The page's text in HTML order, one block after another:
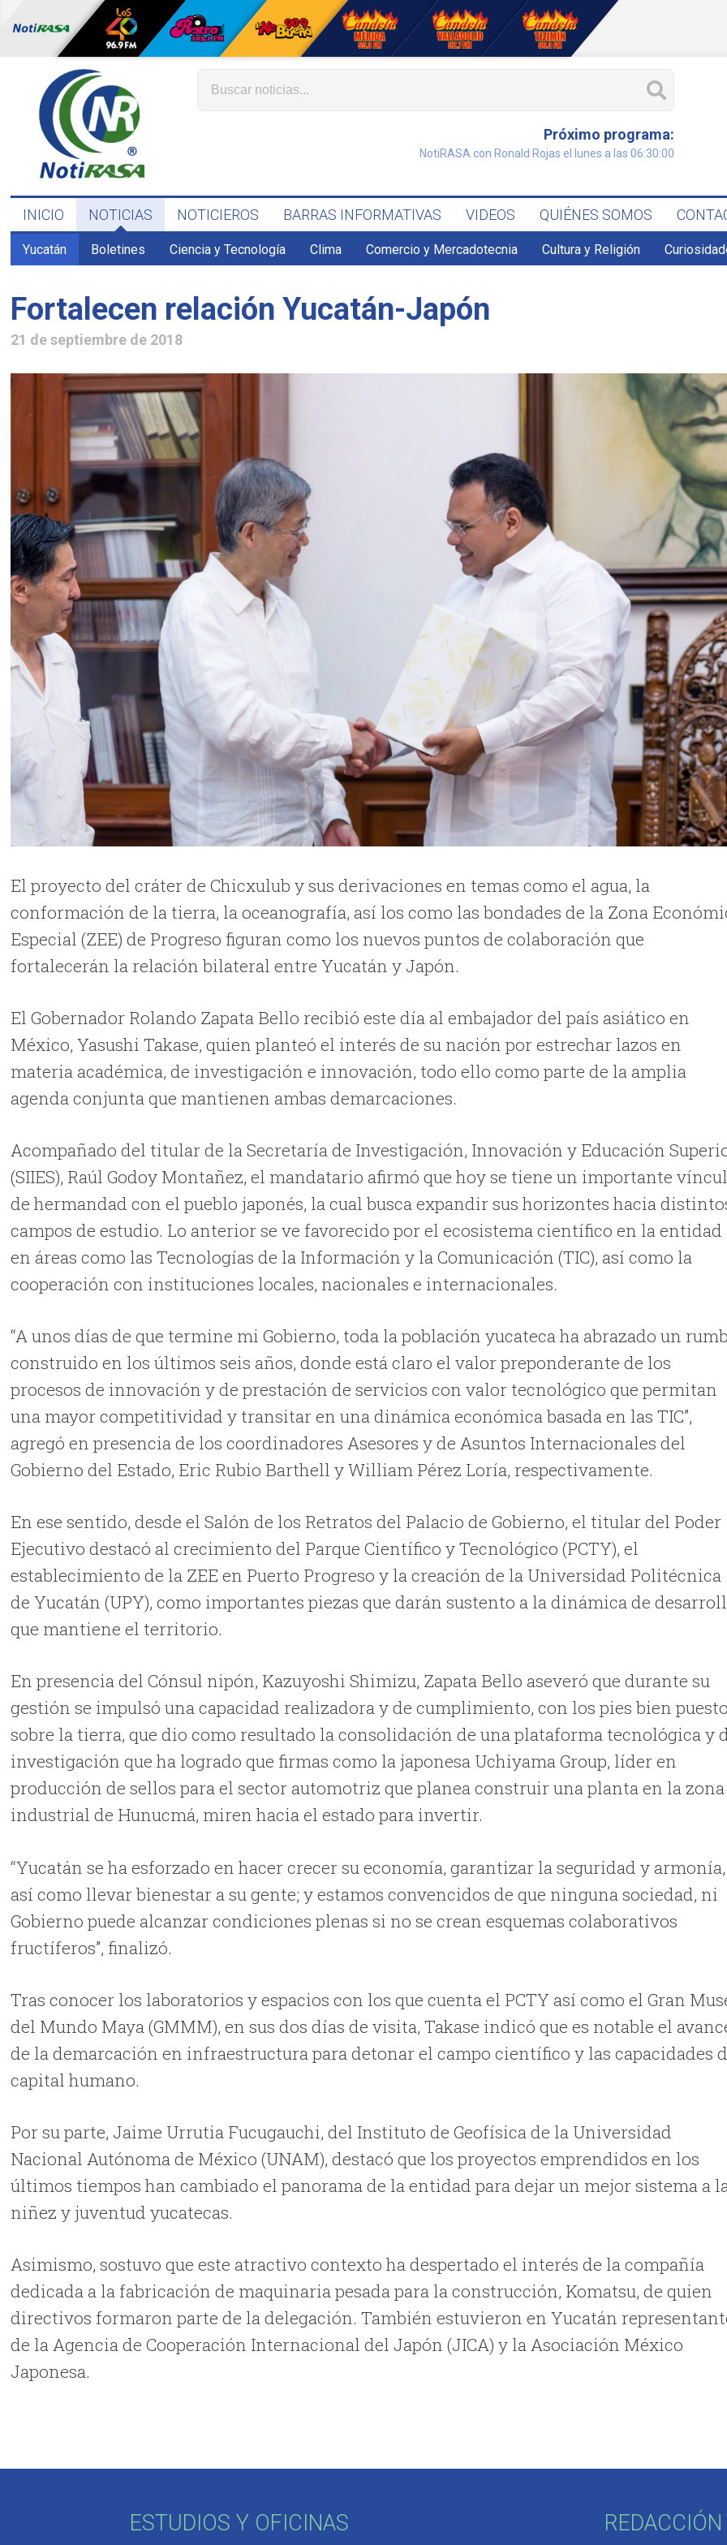
Próximo programa:
NotiRASA con Ronald Rojas el lunes a las 06:30:00
INICIO NOTICIAS NOTICIEROS BARRAS INFORMATIVAS VIDEOS QUIÉNES SOMOS
Yucatán Boletines Ciencia y Tecnología Clima Comercio y Mercadotecnia Cultura y Religión
Fortalecen relación Yucatán-Japón
21 de septiembre de 2018
El proyecto del cráter de Chicxulub y sus derivaciones en temas como el agua, la
conformación de la tierra, la oceanografía, así los como las bondades de la Zona
Especial (ZEE) de Progreso figuran como los nuevos puntos de colaboración que
fortalecerán la relación bilateral entre Yucatán y Japón.
El Gobernador Rolando Zapata Bello recibió este día al embajador del país asiático en
México, Yasushi Takase, quien planteó el interés de su nación por estrechar lazos en
materia académica, de investigación e innovación, todo ello como parte de la amplia
agenda conjunta que mantienen ambas demarcaciones.
Acompañado del titular de la Secretaría de Investigación, Innovación y Educación
(SIIES), Raúl Godoy Montañez, el mandatario afirmó que hoy se tiene un importante
de hermandad con el pueblo japonés, la cual busca expandir sus horizontes hacia
campos de estudio. Lo anterior se ve favorecido por el ecosistema científico en la entidad
en áreas como las Tecnologías de la Información y la Comunicación (TIC), así como la
cooperación con instituciones locales, nacionales e internacionales.
“A unos días de que termine mi Gobierno, toda la población yucateca ha abrazado un
construido en los últimos seis años, donde está claro el valor preponderante de los
procesos de innovación y de prestación de servicios con valor tecnológico que permitan
una mayor competitividad y transitar en una dinámica económica basada en las TIC”,
agregó en presencia de los coordinadores Asesores y de Asuntos Internacionales del
Gobierno del Estado, Eric Rubio Barthell y William Pérez Loría, respectivamente.
En ese sentido, desde el Salón de los Retratos del Palacio de Gobierno, el titular del Poder
Ejecutivo destacó al crecimiento del Parque Científico y Tecnológico (PCTY), el
establecimiento de la ZEE en Puerto Progreso y la creación de la Universidad Politécnica
de Yucatán (UPY), como importantes piezas que darán sustento a la dinámica de
que mantiene el territorio.
En presencia del Cónsul nipón, Kazuyoshi Shimizu, Zapata Bello aseveró que durante su
gestión se impulsó una capacidad realizadora y de cumplimiento, con los pies bien
sobre la tierra, que dio como resultado la consolidación de una plataforma tecnológica y
investigación que ha logrado que firmas como la japonesa Uchiyama Group, líder en
producción de sellos para el sector automotriz que planea construir una planta en la zona
industrial de Hunucmá, miren hacia el estado para invertir.
“Yucatán se ha esforzado en hacer crecer su economía, garantizar la seguridad y armonía,
así como llevar bienestar a su gente; y estamos convencidos de que ninguna sociedad, ni
Gobierno puede alcanzar condiciones plenas si no se crean esquemas colaborativos
fructíferos”, finalizó.
Tras conocer los laboratorios y espacios con los que cuenta el PCTY así como el Gran
del Mundo Maya (GMMM), en sus dos días de visita, Takase indicó que es notable el
de la demarcación en infraestructura para detonar el campo científico y las capacidades
capital humano.
Por su parte, Jaime Urrutia Fucugauchi, del Instituto de Geofísica de la Universidad
Nacional Autónoma de México (UNAM), destacó que los proyectos emprendidos en los
últimos tiempos han cambiado el panorama de la entidad para dejar un mejor sistema a
niñez y juventud yucatecas.
Asimismo, sostuvo que este atractivo contexto ha despertado el interés de la compañía
dedicada a la fabricación de maquinaria pesada para la construcción, Komatsu, de quien
directivos formaron parte de la delegación. También estuvieron en Yucatán
de la Agencia de Cooperación Internacional del Japón (JICA) y la Asociación México
Japonesa.
ESTUDIOS Y OFICINAS